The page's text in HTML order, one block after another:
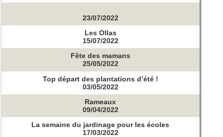
23/07/2022
Les Ollas
15/07/2022
Fête des mamans
25/05/2022
Top départ des plantations d’été !
03/05/2022
Rameaux
09/04/2022
La semaine du jardinage pour les écoles
17/03/2022